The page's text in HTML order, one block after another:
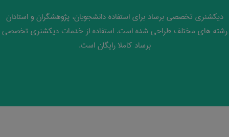
دیکشنری تخصصی برساد برای استفاده دانشجویان، پژوهشگران و استادان
رشته های مختلف طراحی شده است. استفاده از خدمات دیکشنری تخصصی
برساد کاملا رایگان است.